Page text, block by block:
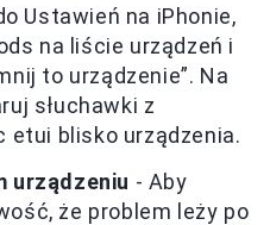
Ustawień na iPhonie,
na liście urządzeń i
to urządzenie”. Na
słuchawki z
etui blisko urządzenia.
urządzeniu - Aby
że problem leży po